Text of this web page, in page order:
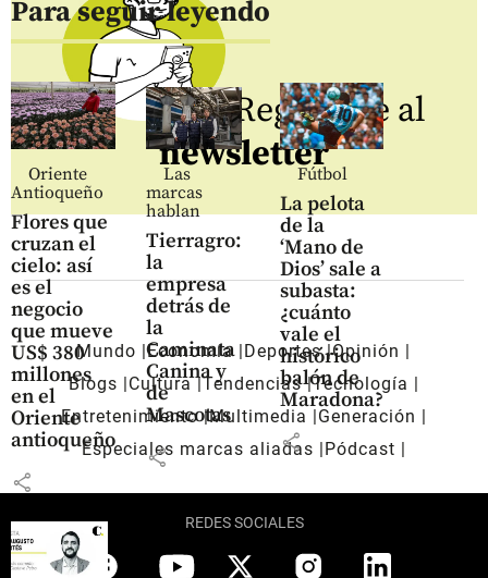
Para seguir leyendo
Oriente
Antioqueño
Flores que
cruzan el
cielo: así
es el
negocio
que mueve
US$ 380
millones
en el
Oriente
antioqueño
share
Las
marcas
hablan
Tierragro:
la
empresa
detrás de
la
Caminata
Canina y
de
Mascotas
share
Fútbol
La pelota
de la
‘Mano de
Dios’ sale a
subasta:
¿cuánto
vale el
histórico
balón de
Maradona?
share
Regístrate al
newsletter
Mundo Economía Deportes Opinión
Blogs
Cultura Tendencias Tecnología
Entretenimiento Multimedia
Generación
Especiales marcas aliadas
Pódcast
REDES SOCIALES